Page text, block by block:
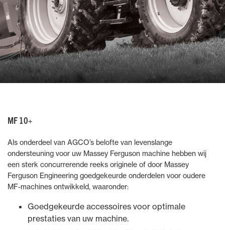
MF 10+
Als onderdeel van AGCO’s belofte van levenslange
ondersteuning voor uw Massey Ferguson machine hebben wij
een sterk concurrerende reeks originele of door Massey
Ferguson Engineering goedgekeurde onderdelen voor oudere
MF-machines ontwikkeld, waaronder:
Goedgekeurde accessoires voor optimale
prestaties van uw machine.